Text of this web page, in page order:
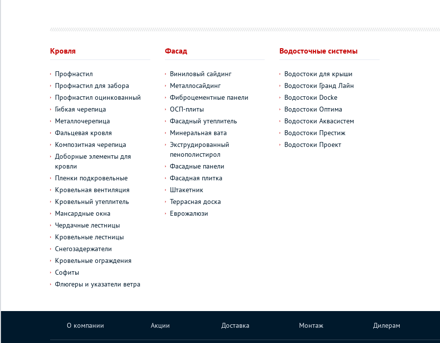
Кровля
Профнастил
Профнастил для забора
Профнастил оцинкованный
Гибкая черепица
Металлочерепица
Фальцевая кровля
Композитная черепица
Доборные элементы для
кровли
Пленки подкровельные
Кровельная вентиляция
Кровельный утеплитель
Мансардные окна
Чердачные лестницы
Кровельные лестницы
Снегозадержатели
Кровельные ограждения
Софиты
Флюгеры и указатели ветра
Фасад
Виниловый сайдинг
Металлосайдинг
Фиброцементные панели
ОСП-плиты
Фасадный утеплитель
Минеральная вата
Экструдированный
пенополистирол
Фасадные панели
Фасадная плитка
Штакетник
Террасная доска
Еврожалюзи
Водосточные системы
Водостоки для крыши
Водостоки Гранд Лайн
Водостоки Docke
Водостоки Оптима
Водостоки Аквасистем
Водостоки Престиж
Водостоки Проект
О компании Акции Доставка Монтаж Дилерам